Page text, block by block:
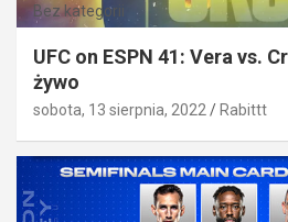
Bez kategorii
UFC on ESPN 41: Vera vs.
żywo
sobota, 13 sierpnia, 2022 Rabittt